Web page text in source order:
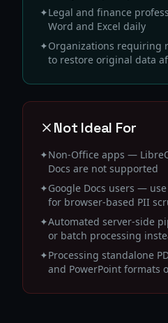
✦Legal and finance
Word and Excel daily
✦Organizations requiring
to restore original data
Not Ideal For
✦Non-Office apps —
Docs are not supported
✦Google Docs users —
for browser-based PII
✦Automated server-side
or batch processing
✦Processing standalone
and PowerPoint formats